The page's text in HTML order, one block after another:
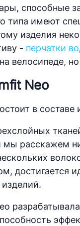
способные
типа имеют
изделия
- перчатки
велосипеде,
Neo
в
мы расскажем
достигается